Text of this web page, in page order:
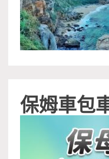
保姆車包